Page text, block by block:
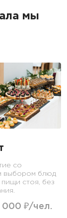
мы
со
выбором блюд
стоя, без
000 ₽/чел.